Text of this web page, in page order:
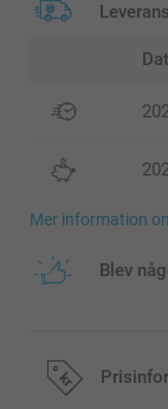
Leverans
Mer information
Blev